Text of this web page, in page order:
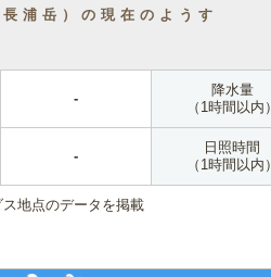
浦岳）の現在のようす
-
降水量
（1時間以内）
-
日照時間
（1時間以内）
地点のデータを掲載